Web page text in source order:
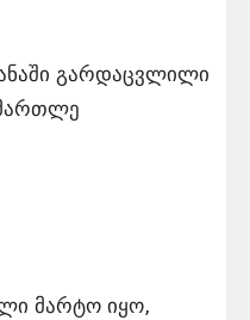
გარდაცვლილი
მარტო იყო,